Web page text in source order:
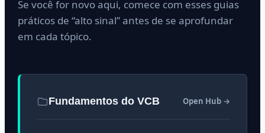
Se você for novo aqui, comece com esses guias
práticos de “alto sinal” antes de se aprofundar
em cada tópico.
Fundamentos do VCB Open Hub →